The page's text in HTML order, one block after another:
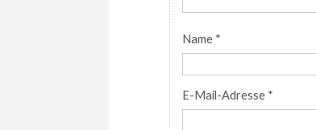
Name *
E-Mail-Adresse *